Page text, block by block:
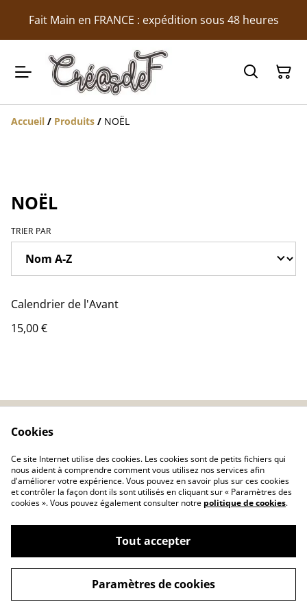
Fait Main en FRANCE : expédition sous 48 heures
Accueil / Produits / NOËL
NOËL
TRIER PAR
Calendrier de l'Avant
15,00 €
Politique de
confidentialité
Cookies
©2026LES CREATIONS DE FRAMBOISE
powered by
Cookies
Ce site Internet utilise des cookies. Les cookies sont de petits fichiers qui
nous aident à comprendre comment vous utilisez nos services afin
d'améliorer votre expérience. Vous pouvez en savoir plus sur ces cookies
et contrôler la façon dont ils sont utilisés en cliquant sur « Paramètres des
cookies ». Vous pouvez également consulter notre politique de cookies.
Tout accepter
Paramètres de cookies